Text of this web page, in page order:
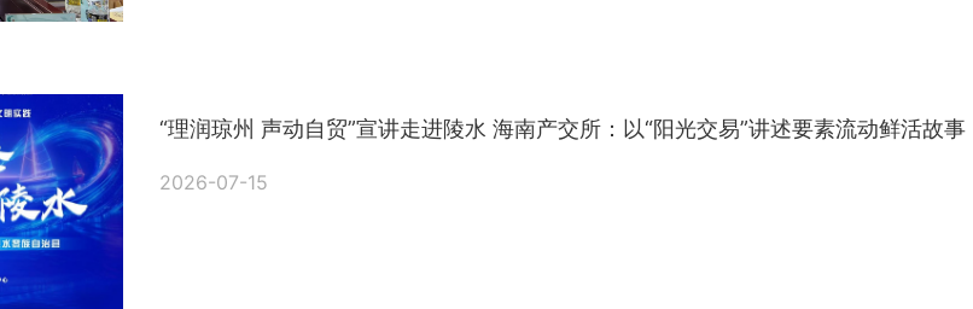
“理润琼州 声动自贸”宣讲走进陵水 海南产交所：以“阳光交易”讲述要素流动鲜活故事
2026-07-15